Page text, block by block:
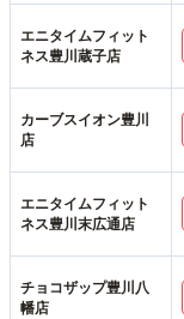
エニタイムフィット
ネス豊川蔵子店
カーブスイオン豊川
店
エニタイムフィット
ネス豊川末広通店
チョコザップ豊川八
幡店